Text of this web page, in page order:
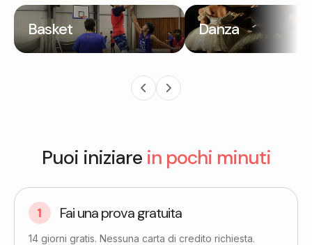
Basket Danza
Puoi iniziare in pochi minuti
Fai una prova gratuita​
14 giorni gratis. Nessuna carta di credito richiesta.